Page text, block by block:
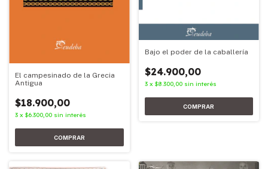
El campesinado de la Grecia
Antigua
$18.900,00
3 x $6.300,00 sin interés
Bajo el poder de la caballería
$24.900,00
3 x $8.300,00 sin interés